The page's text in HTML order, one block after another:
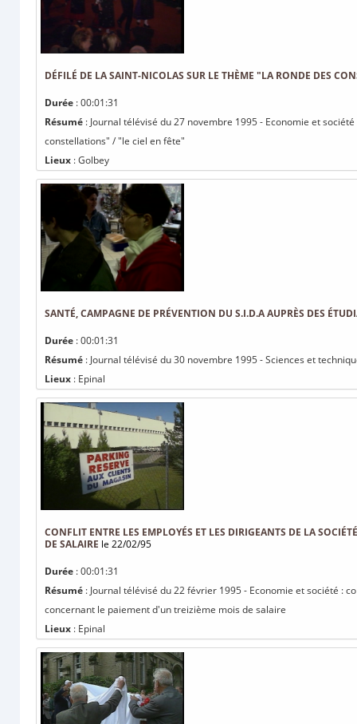
DÉFILÉ DE LA SAINT-NICOLAS SUR LE THÈME "LA RONDE DES
Durée : 00:01:31
Résumé : Journal télévisé du 27 novembre 1995 - Economie et
constellations" / "le ciel en fête"
Lieux : Golbey
SANTÉ, CAMPAGNE DE PRÉVENTION DU S.I.D.A AUPRÈS DES
Durée : 00:01:31
Résumé : Journal télévisé du 30 novembre 1995 - Sciences et
Lieux : Epinal
CONFLIT ENTRE LES EMPLOYÉS ET LES DIRIGEANTS DE LA
DE SALAIRE le 22/02/95
Durée : 00:01:31
Résumé : Journal télévisé du 22 février 1995 - Economie et société :
concernant le paiement d'un treizième mois de salaire
Lieux : Epinal